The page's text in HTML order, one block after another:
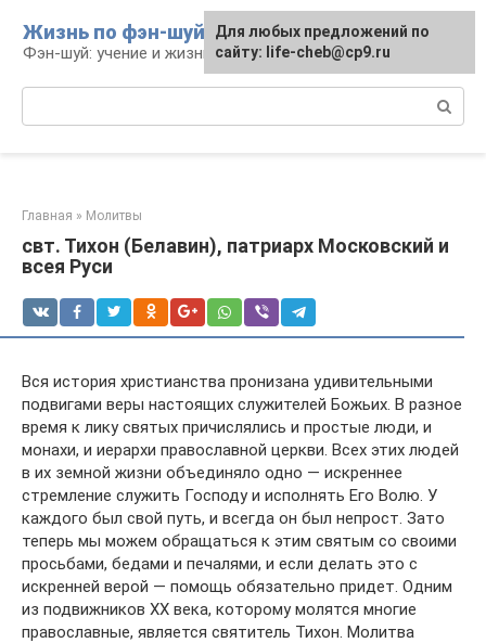
контенту
Жизнь по фэн-шуй
Фэн-шуй: учение и жизнь
Главная » Молитвы
свт. Тихон (Белавин), патриарх Московский и
всея Руси
Вся история христианства пронизана удивительными
подвигами веры настоящих служителей Божьих. В разное
время к лику святых причислялись и простые люди, и
монахи, и иерархи православной церкви. Всех этих людей
в их земной жизни объединяло одно — искреннее
стремление служить Господу и исполнять Его Волю. У
каждого был свой путь, и всегда он был непрост. Зато
теперь мы можем обращаться к этим святым со своими
просьбами, бедами и печалями, и если делать это с
искренней верой — помощь обязательно придет. Одним
из подвижников ХХ века, которому молятся многие
православные, является святитель Тихон. Молитва
Для любых предложений по
сайту: life-cheb@cp9.ru
Для любых предложений по
сайту: life-cheb@cp9.ru